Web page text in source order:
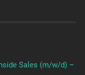
Sales (m/w/d) –